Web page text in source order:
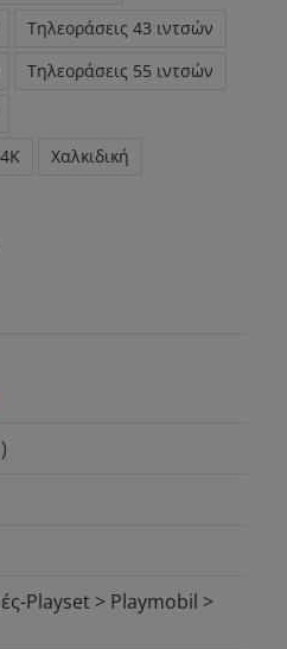
Τηλεοράσεις 43 ιντσών
Τηλεοράσεις 55 ιντσών
Χαλκιδική
Playset > Playmobil >